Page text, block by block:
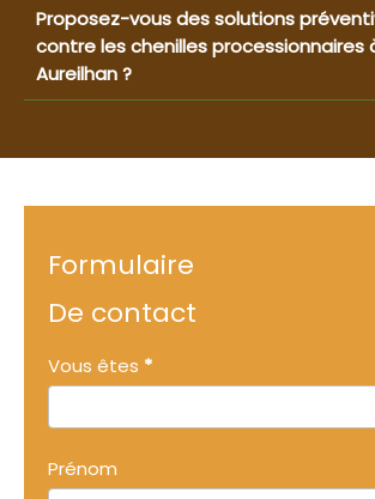
Proposez-vous des solutions
contre les chenilles processionnaires
Aureilhan ?
Formulaire
De contact
Formulaire
simple
avec
téléphone
Vous êtes *
êtes
Prénom